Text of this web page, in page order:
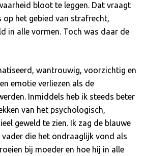
bloot te leggen. Dat vraagt
op het gebied van strafrecht,
in alle vormen. Toch was daar de
wantrouwig, voorzichtig en
emotie verliezen als de
Inmiddels heb ik steeds beter
van het psychologisch,
geweld te zien. Ik zag de blauwe
vader die het ondraaglijk vond als
bij moeder en hoe hij in alle